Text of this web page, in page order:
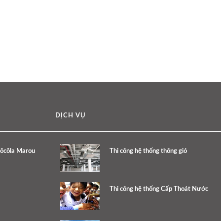
Marou
DỊCH VỤ
Thi công hệ thống thông gió
Thi công hệ thống Cấp Thoát Nước